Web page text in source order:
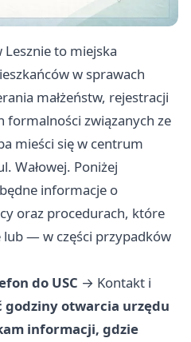
to miejska
w sprawach
małżeństw, rejestracji
formalności związanych ze
mieści się w centrum
Wałowej. Poniżej
informacje o
oraz procedurach, które
lub — w części przypadków
do USC → Kontakt i
godziny otwarcia urzędu
informacji, gdzie